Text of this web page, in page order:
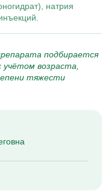
натрия
подбирается
учётом возраста,
тяжести